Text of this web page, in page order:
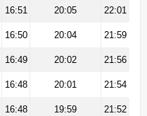
16:51 20:05 22:01
16:50 20:04 21:59
16:49 20:02 21:56
16:48 20:01 21:54
16:48 19:59 21:52